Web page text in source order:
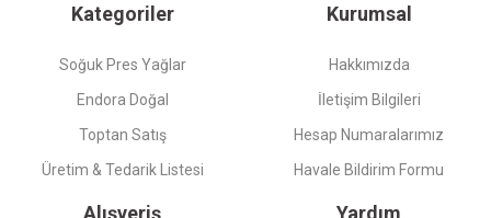
Kategoriler
Soğuk Pres Yağlar
Endora Doğal
Toptan Satış
Üretim & Tedarik Listesi
Kurumsal
Hakkımızda
İletişim Bilgileri
Hesap Numaralarımız
Havale Bildirim Formu
Alışveriş Yardım